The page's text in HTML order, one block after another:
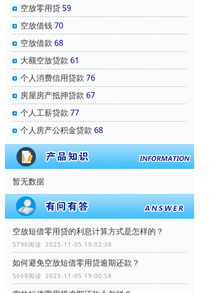
空放零用贷 59
空放借钱70
空放借款 68
大额空放贷款 61
个人消费信用贷款 76
房屋房产抵押贷款 67
个人工薪贷款 77
个人房产公积金贷款 68
暂无数据
空放短借零用贷的利息计算方式是怎样的？
5796阅读 2025-11-05 19:02:38
如何避免空放短借零用贷逾期还款？
5668阅读 2025-11-05 19:00:58